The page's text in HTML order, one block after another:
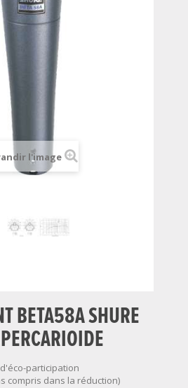
l'image
BETA58A SHURE
d'éco-participation
compris dans la réduction)